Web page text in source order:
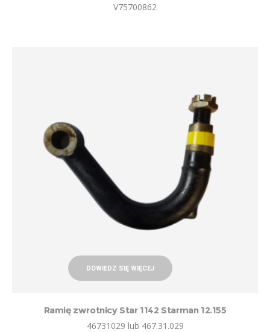
V75700862
DOWIEDZ SIĘ WIĘCEJ
Ramię zwrotnicy Star 1142 Starman 12.155
46731029 lub 467.31.029